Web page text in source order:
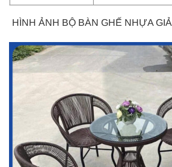
HÌNH ẢNH BỘ BÀN GHẾ NHỰA